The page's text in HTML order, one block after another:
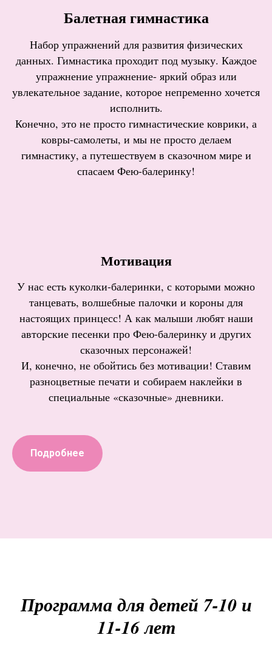
Балетная гимнастика
Набор упражнений для развития физических
данных. Гимнастика проходит под музыку. Каждое
упражнение упражнение- яркий образ или
увлекательное задание, которое непременно хочется
исполнить.
Конечно, это не просто гимнастические коврики, а
ковры-самолеты, и мы не просто делаем
гимнастику, а путешествуем в сказочном мире и
спасаем Фею-балеринку!
Мотивация
У нас есть куколки-балеринки, с которыми можно
танцевать, волшебные палочки и короны для
настоящих принцесс! А как малыши любят наши
авторские песенки про Фею-балеринку и других
сказочных персонажей!
И, конечно, не обойтись без мотивации! Ставим
разноцветные печати и собираем наклейки в
специальные «сказочные» дневники.
Подробнее
Программа для детей 7-10 и
11-16 лет